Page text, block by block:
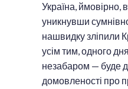
Україна, ймовірно,
уникнувши
нашвидку зліпили
усім тим, одного
незабаром — буде
домовленості про